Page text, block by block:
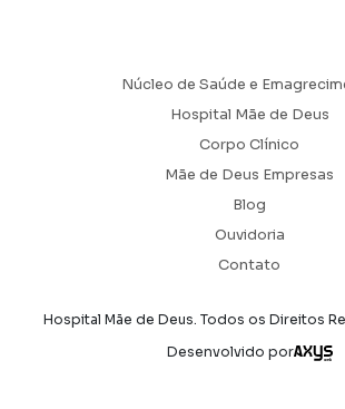
Núcleo de Saúde e
Hospital Mãe de Deus
Corpo Clínico
Mãe de Deus Empresas
Blog
Ouvidoria
Contato
Hospital Mãe de Deus. Todos os Direitos
Desenvolvido por
Axysweb